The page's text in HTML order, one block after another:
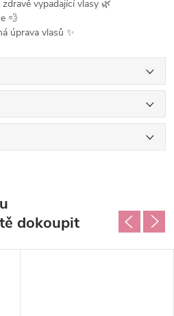
vypadající vlasy 🌿
💨
úprava vlasů ✨
dokoupit